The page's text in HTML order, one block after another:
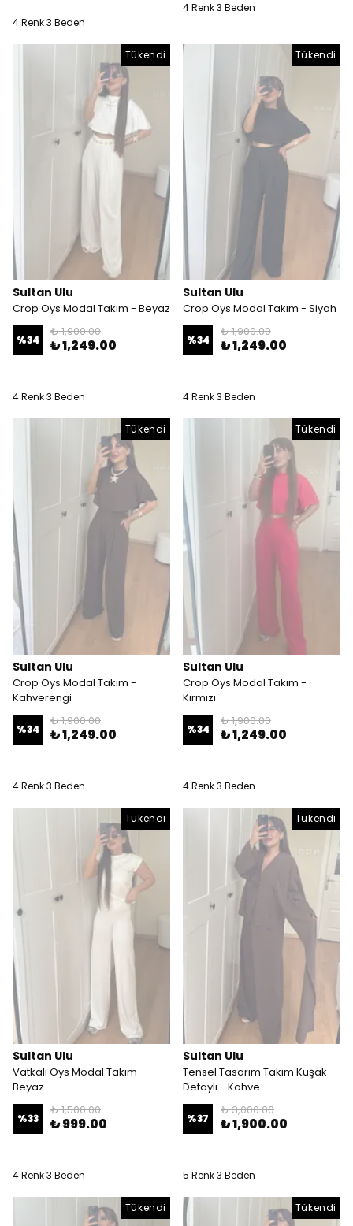
4 Renk 3 Beden
4 Renk 3 Beden
Tükendi
Sultan Ulu
Crop Oys Modal Takım - Beyaz
%34
₺ 1,900.00
₺ 1,249.00
4 Renk 3 Beden
Tükendi
Sultan Ulu
Crop Oys Modal Takım - Siyah
%34
₺ 1,900.00
₺ 1,249.00
4 Renk 3 Beden
Tükendi
Sultan Ulu
Crop Oys Modal Takım -
Kahverengi
%34
₺ 1,900.00
₺ 1,249.00
4 Renk 3 Beden
Tükendi
Sultan Ulu
Crop Oys Modal Takım -
Kırmızı
%34
₺ 1,900.00
₺ 1,249.00
4 Renk 3 Beden
Tükendi
Sultan Ulu
Vatkalı Oys Modal Takım -
Beyaz
%33
₺ 1,500.00
₺ 999.00
4 Renk 3 Beden
Tükendi
Sultan Ulu
Tensel Tasarım Takım Kuşak
Detaylı - Kahve
%37
₺ 3,000.00
₺ 1,900.00
5 Renk 3 Beden
Tükendi Tükendi